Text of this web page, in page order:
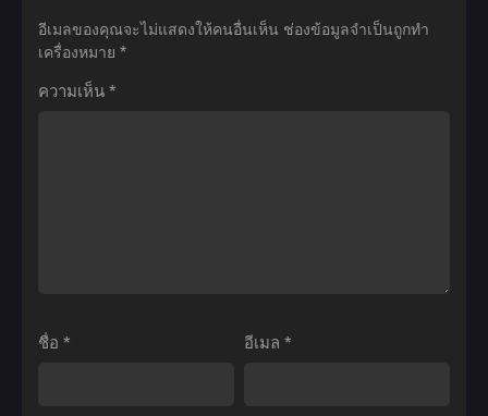
แล้ว
3
no
no
ซึ
no
สกิล
อีเมลของคุณจะไม่แสดงให้คนอื่นเห็น ช่องข้อมูลจำเป็นถูกทำ
เครื่องหมาย *
ความเห็น *
ชื่อ * อีเมล *